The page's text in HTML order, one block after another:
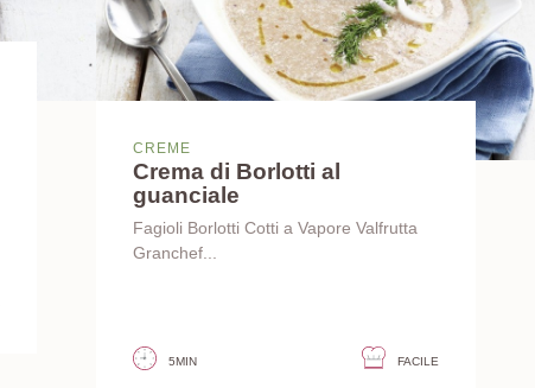
CREME
Crema di Borlotti al
guanciale
Fagioli Borlotti Cotti a Vapore Valfrutta
Granchef...
5MIN FACILE